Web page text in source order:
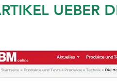
UEBER